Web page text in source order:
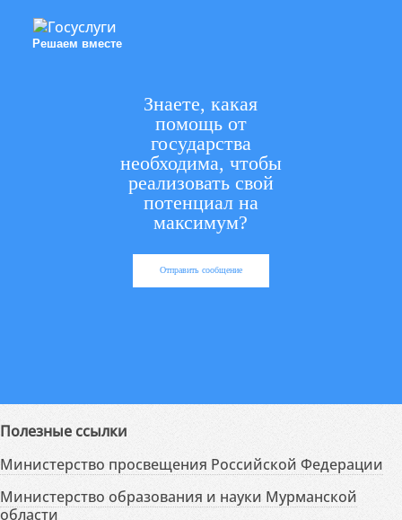
Решаем вместе
Знаете, какая
помощь от
государства
необходима, чтобы
реализовать свой
потенциал на
максимум?
Отправить сообщение
Полезные ссылки
Министерство просвещения Российской Федерации
Министерство образования и науки Мурманской
области